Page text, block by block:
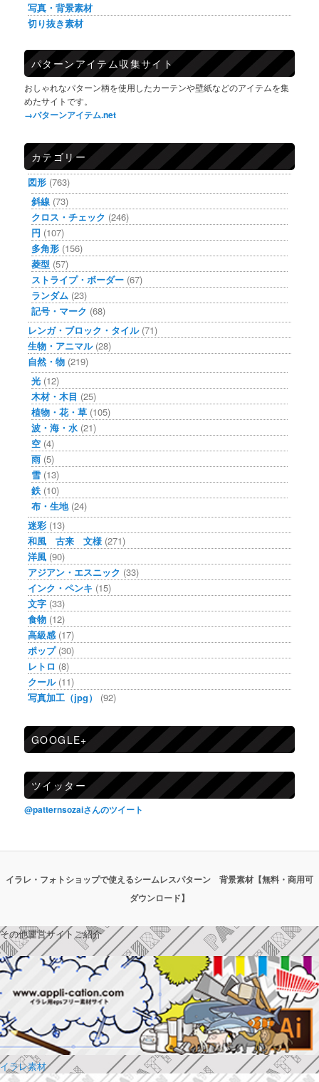
写真・背景素材
切り抜き素材
パターンアイテム収集サイト
おしゃれなパターン柄を使用したカーテンや壁紙などのアイテムを集
めたサイトです。
→パターンアイテム.net
カテゴリー
図形 (763)
斜線 (73)
クロス・チェック (246)
円 (107)
多角形 (156)
菱型 (57)
ストライプ・ボーダー (67)
ランダム (23)
記号・マーク (68)
レンガ・ブロック・タイル(71)
生物・アニマル(28)
自然・物 (219)
光 (12)
木材・木目 (25)
植物・花・草 (105)
波・海・水 (21)
空 (4)
雨 (5)
雪 (13)
鉄 (10)
布・生地(24)
迷彩 (13)
和風 古来 文様 (271)
洋風 (90)
アジアン・エスニック (33)
インク・ペンキ (15)
文字 (33)
食物 (12)
高級感 (17)
ポップ(30)
レトロ (8)
クール(11)
写真加工（jpg）
(92)
GOOGLE+
ツイッター
@patternsozaiさんのツイート
イラレ・フォトショップで使えるシームレスパターン 背景素材【無料・商用可
ダウンロード】
その他運営サイトご紹介
イラレ素材